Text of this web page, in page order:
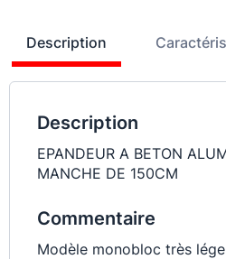
Description
Description
EPANDEUR A BETON
MANCHE DE 150CM
Commentaire
Modèle monobloc très